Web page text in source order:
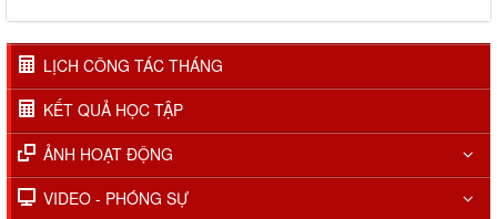
LỊCH CÔNG TÁC THÁNG
KẾT QUẢ HỌC TẬP
ẢNH HOẠT ĐỘNG
VIDEO - PHÓNG SỰ